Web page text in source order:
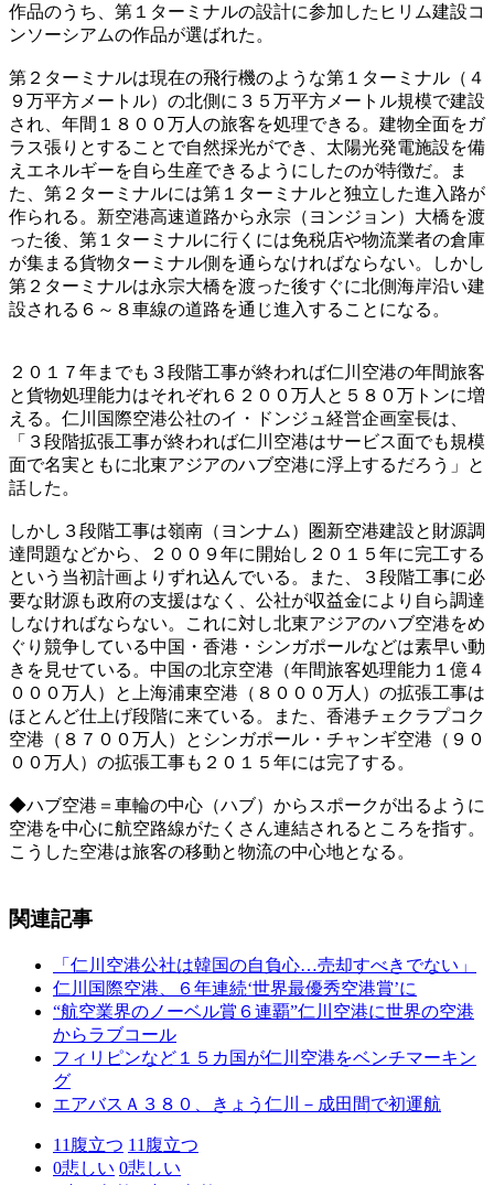
作品のうち、第１ターミナルの設計に参加したヒリム建設コ
ンソーシアムの作品が選ばれた。
第２ターミナルは現在の飛行機のような第１ターミナル（４
９万平方メートル）の北側に３５万平方メートル規模で建設
され、年間１８００万人の旅客を処理できる。建物全面をガ
ラス張りとすることで自然採光ができ、太陽光発電施設を備
えエネルギーを自ら生産できるようにしたのが特徴だ。ま
た、第２ターミナルには第１ターミナルと独立した進入路が
作られる。新空港高速道路から永宗（ヨンジョン）大橋を渡
った後、第１ターミナルに行くには免税店や物流業者の倉庫
が集まる貨物ターミナル側を通らなければならない。しかし
第２ターミナルは永宗大橋を渡った後すぐに北側海岸沿い建
設される６～８車線の道路を通じ進入することになる。
２０１７年までも３段階工事が終われば仁川空港の年間旅客
と貨物処理能力はそれぞれ６２００万人と５８０万トンに増
える。仁川国際空港公社のイ・ドンジュ経営企画室長は、
「３段階拡張工事が終われば仁川空港はサービス面でも規模
面で名実ともに北東アジアのハブ空港に浮上するだろう」と
話した。
しかし３段階工事は嶺南（ヨンナム）圏新空港建設と財源調
達問題などから、２００９年に開始し２０１５年に完工する
という当初計画よりずれ込んでいる。また、３段階工事に必
要な財源も政府の支援はなく、公社が収益金により自ら調達
しなければならない。これに対し北東アジアのハブ空港をめ
ぐり競争している中国・香港・シンガポールなどは素早い動
きを見せている。中国の北京空港（年間旅客処理能力１億４
０００万人）と上海浦東空港（８０００万人）の拡張工事は
ほとんど仕上げ段階に来ている。また、香港チェクラプコク
空港（８７００万人）とシンガポール・チャンギ空港（９０
００万人）の拡張工事も２０１５年には完了する。
◆ハブ空港＝車輪の中心（ハブ）からスポークが出るように
空港を中心に航空路線がたくさん連結されるところを指す。
こうした空港は旅客の移動と物流の中心地となる。
関連記事
「仁川空港公社は韓国の自負心…売却すべきでない」
仁川国際空港、６年連続‘世界最優秀空港賞’に
“航空業界のノーベル賞６連覇”仁川空港に世界の空港
からラブコール
フィリピンなど１５カ国が仁川空港をベンチマーキン
グ
エアバスＡ３８０、きょう仁川－成田間で初運航
11 腹立つ 11 腹立つ
0悲しい 0悲しい